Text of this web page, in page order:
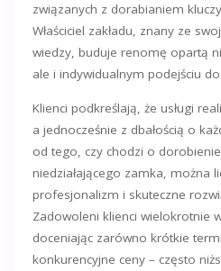
związanych z dorabianiem
Właściciel zakładu, znany ze
wiedzy, buduje renomę opartą
ale i indywidualnym podejściu
Klienci podkreślają, że usługi
a jednocześnie z dbałością o
od tego, czy chodzi o
niedziałającego zamka, można
profesjonalizm i skuteczne
Zadowoleni klienci wielokrotnie
doceniając zarówno krótkie
konkurencyjne ceny – często